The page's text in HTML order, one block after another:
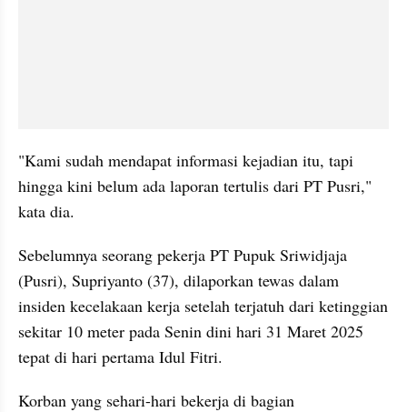
"Kami sudah mendapat informasi kejadian itu, tapi
hingga kini belum ada laporan tertulis dari PT Pusri,"
kata dia.
Sebelumnya seorang pekerja PT Pupuk Sriwidjaja
(Pusri), Supriyanto (37), dilaporkan tewas dalam
insiden kecelakaan kerja setelah terjatuh dari ketinggian
sekitar 10 meter pada Senin dini hari 31 Maret 2025
tepat di hari pertama Idul Fitri.
Korban yang sehari-hari bekerja di bagian